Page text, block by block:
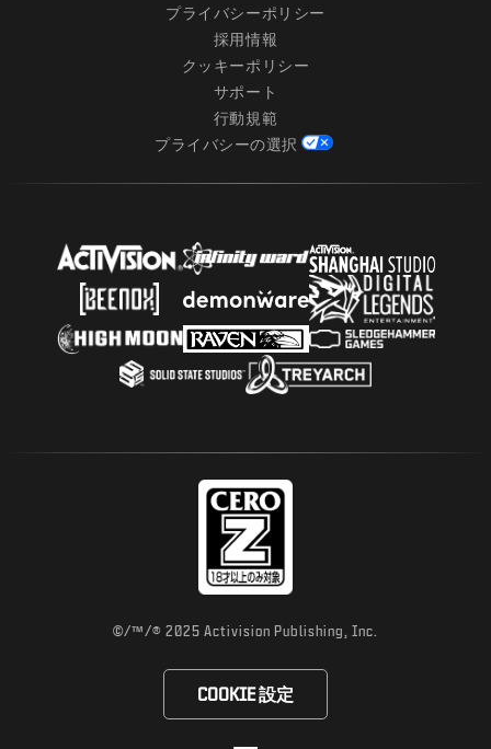
プライバシーポリシー
採用情報
クッキーポリシー
サポート
行動規範
プライバシーの選択
©/™/® 2025 Activision Publishing, Inc.
COOKIE 設定